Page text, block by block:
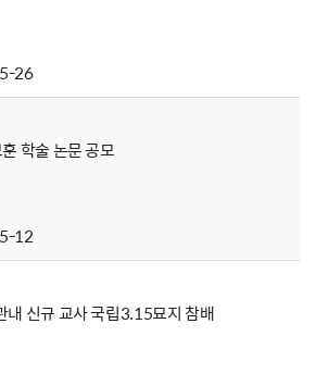
26
학술 논문 공모
12
내 신규 교사 국립3.15묘지 참배